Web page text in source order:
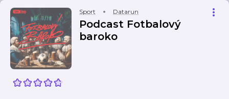
Sport Datarun
Podcast Fotbalový
baroko